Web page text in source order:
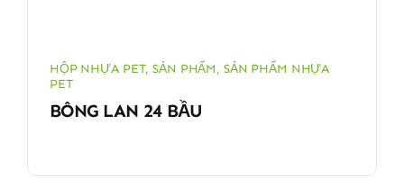
HỘP NHỰA PET,SẢN PHẨM, SẢN PHẨM NHỰA
PET
BÔNG LAN 24 BẦU